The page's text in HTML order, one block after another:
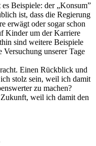
Beispiele: der „Konsum”
ist, dass die Regierung
erwägt oder sogar schon
Kinder um der Karriere
sind weitere Beispiele
unserer Tage
Einen Rückblick und
stolz sein, weil ich damit
zu machen?
weil ich damit den